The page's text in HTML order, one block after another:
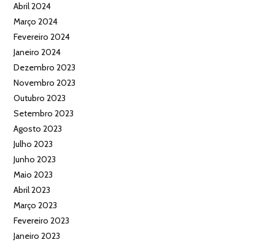
Abril 2024
Março 2024
Fevereiro 2024
Janeiro 2024
Dezembro 2023
Novembro 2023
Outubro 2023
Setembro 2023
Agosto 2023
Julho 2023
Junho 2023
Maio 2023
Abril 2023
Março 2023
Fevereiro 2023
Janeiro 2023